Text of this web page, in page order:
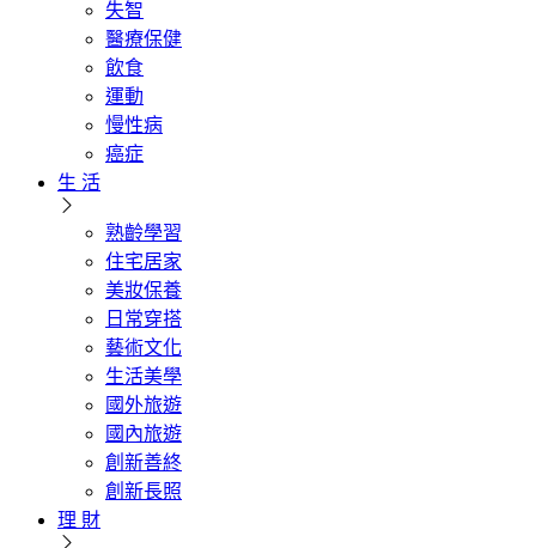
失智
醫療保健
飲食
運動
慢性病
癌症
生 活
熟齡學習
住宅居家
美妝保養
日常穿搭
藝術文化
生活美學
國外旅遊
國內旅遊
創新善終
創新長照
理 財